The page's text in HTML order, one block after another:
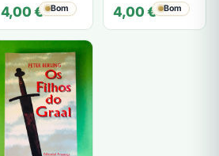
Mantegazza
4,00€ Bom 4,00€ Bom